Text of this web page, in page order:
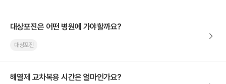
대상포진은 어떤 병원에 가야할까요?
대상포진
해열제 교차복용 시간은 얼마인가요?